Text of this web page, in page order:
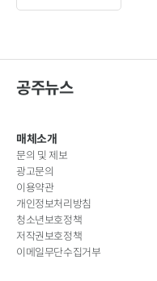
공주뉴스
매체소개
문의 및 제보
광고문의
이용약관
개인정보처리방침
청소년보호정책
저작권보호정책
이메일무단수집거부